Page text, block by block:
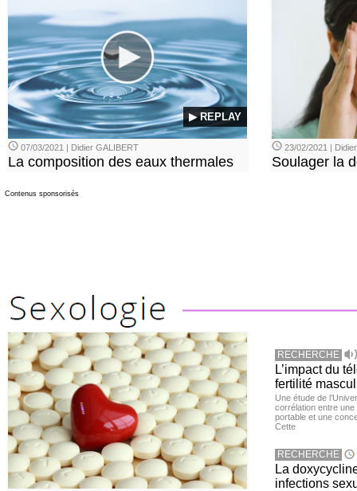
▶ REPLAY
07/03/2021 | Didier GALIBERT
La composition des eaux thermales
23/02/2021 |
Soulager la
Contenus sponsorisés
RECHERCHE
L’impact du
fertilité
Une étude de
corrélation entre une
portable et une
Cette
RECHERCHE
La
infections